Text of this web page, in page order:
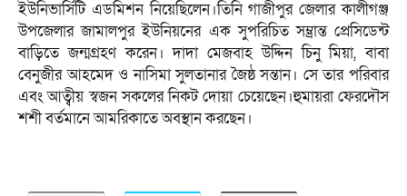
ইউনিভার্সিটি এডমিশন নিয়েছিলেন।তিনি গাজীপুর জেলার কালীগঞ্জ
উপজেলার জামালপুর ইউনিয়নের এক সুপরিচিত সম্ভ্রান্ত প্রেসিডেন্ট
বাড়িতে জন্মগ্রহণ করেন। দাদা মেজবাহ উদ্দিন চিনু মিয়া, বাবা
বেনুজীর আহমেদ ও নাসিমা সুলতানার জৈষ্ঠ সন্তান। সে তার পরিবার
এবং আত্বীয় স্বজন সকলের নিকট দোয়া চেয়েছেন।হুমায়রা ফেরদৌস
শশী বর্তমানে আমরিকাতে অবস্থান করছেন।